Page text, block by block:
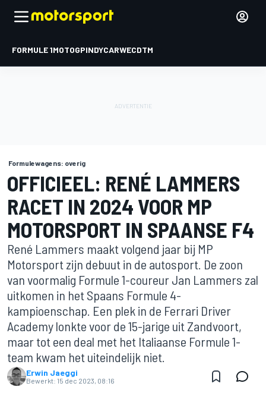
FORMULE 1MOTOGPINDYCARWECDTM
Formulewagens: overig
OFFICIEEL: RENÉ LAMMERS
RACET IN 2024 VOOR MP
MOTORSPORT IN SPAANSE F4
René Lammers maakt volgend jaar bij MP
Motorsport zijn debuut in de autosport. De zoon
van voormalig Formule 1-coureur Jan Lammers zal
uitkomen in het Spaans Formule 4-
kampioenschap. Een plek in de Ferrari Driver
Academy lonkte voor de 15-jarige uit Zandvoort,
maar tot een deal met het Italiaanse Formule 1-
team kwam het uiteindelijk niet.
Erwin Jaeggi
Bewerkt: 15 dec 2023, 08:16